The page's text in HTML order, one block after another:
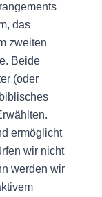
das
zweiten
Beide
(oder
ermöglicht
wir nicht
werden wir